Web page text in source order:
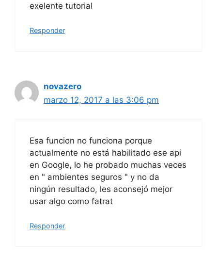
exelente tutorial
Responder
novazero
marzo 12, 2017 a las 3:06 pm
Esa funcion no funciona porque
actualmente no está habilitado ese api
en Google, lo he probado muchas veces
en " ambientes seguros " y no da
ningún resultado, les aconsejó mejor
usar algo como fatrat
Responder